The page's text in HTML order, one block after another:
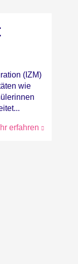
(IZM)
wie
erfahren